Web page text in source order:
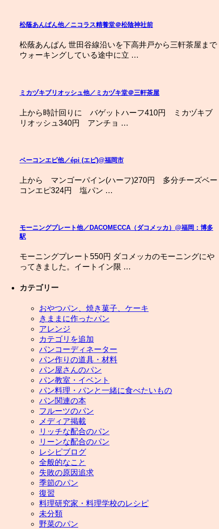
松蔭あんぱん他／ニコラス精養堂＠松陰神社前
松蔭あんぱん 世田谷線沿いを下高井戸から三軒茶屋まで
ウォーキングしている途中に立 …
ミカヅキブリオッシュ他／ミカヅキ堂＠三軒茶屋
上から時計回りに バゲットハーフ410円 ミカヅキブ
リオッシュ340円 アンチョ …
ベーコンエピ他／épi (エピ)@福岡市
上から マンゴーパイン(ハーフ)270円 多分チーズベー
コンエピ324円 塩パン …
モーニングプレート他／DACOMECCA（ダコメッカ）@福岡：博多
駅
モーニングプレート550円 ダコメッカのモーニングにや
ってきました。イートイン限 …
カテゴリー
おやつパン、焼き菓子、ケーキ
きままに作ったパン
アレンジ
カテゴリを追加
パンコーディネーター
パン作りの道具・材料
パン屋さんのパン
パン教室・イベント
パン料理・パンと一緒に食べたいもの
パン関連の本
フルーツのパン
メディア掲載
リッチな配合のパン
リーンな配合のパン
レシピブログ
全般的なこと
失敗の原因追求
季節のパン
復習
料理研究家・料理学校のレシピ
未分類
野菜のパン